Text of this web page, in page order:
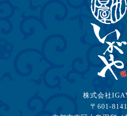
株式会社
〒601-8141